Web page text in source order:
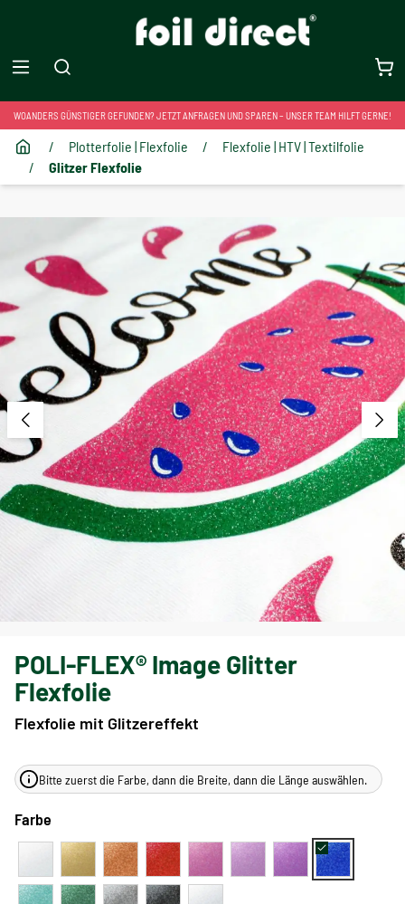
WOANDERS GÜNSTIGER GEFUNDEN? JETZT ANFRAGEN UND SPAREN – UNSER TEAM HILFT GERNE!
/ Plotterfolie | Flexfolie /
Flexfolie | HTV | Textilfolie
/
Glitzer Flexfolie
POLI-FLEX® Image Glitter
Flexfolie
Flexfolie mit Glitzereffekt
Bitte zuerst die Farbe, dann die Breite, dann die Länge auswählen.
Farbe